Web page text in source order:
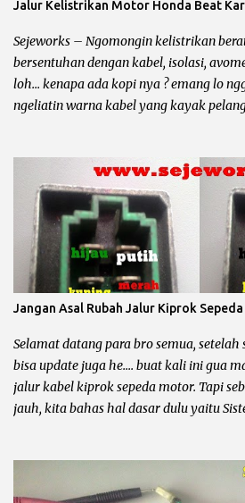
Honda Karisma : 6301 RS / Honda Revo
110 : 6301 RS / Honda Revo FI :...
Jalur Kelistrikan Motor Honda Beat
Sejeworks – Ngomongin kelistrikan
bersentuhan dengan kabel, isolasi,
loh... kenapa ada kopi nya ? emang lo
ngeliatin warna kabel yang kayak pelangi
Bagi para bro pemakai motor beat perlu
karburator memakai jenis pengapian
arus searah. Maka sumber arus
bukan dari spul pengapian (merah/
magnet pada honda beat karbu ?
yang kedua sebagai sumber pengisian
jika motor honda beat mogok dan tidak
api dari busi, komponen yang harus di
sikring, kunci kontak, saklar standar
dan busi. Untuk lebih jelasnya gua kasih
dot......
Jangan Asal Rubah Jalur Kiprok
Selamat datang para bro semua,
bisa update juga he.... buat kali ini gua
jalur kabel kiprok sepeda motor. Tapi
jauh, kita bahas hal dasar dulu yaitu
tersebut, kalau dua hal dasar tersebut
jadi ya akan semprawut he... he...